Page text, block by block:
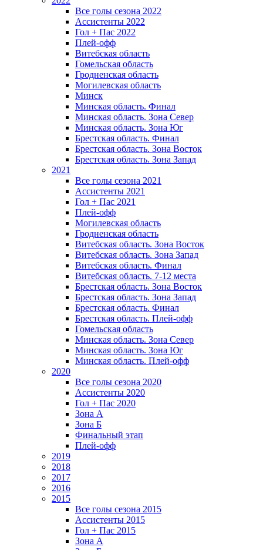
Все голы сезона 2022
Ассистенты 2022
Гол + Пас 2022
Плей-офф
Витебская область
Гомельская область
Гродненская область
Могилевская область
Минск
Mинская область. Финал
Минская область. Зона Север
Минская область. Зона Юг
Брестская область. Финал
Брестская область. Зона Восток
Брестская область. Зона Запад
2021
Все голы сезона 2021
Ассистенты 2021
Гол + Пас 2021
Плей-офф
Могилевская область
Гродненская область
Витебская область. Зона Восток
Витебская область. Зона Запад
Витебская область. Финал
Витебская область. 7-12 места
Брестская область. Зона Восток
Брестская область. Зона Запад
Брестская область. Финал
Брестская область. Плей-офф
Гомельская область
Минская область. Зона Север
Минская область. Зона Юг
Минская область. Плей-офф
2020
Все голы сезона 2020
Ассистенты 2020
Гол + Пас 2020
Зона А
Зона Б
Финальный этап
Плей-офф
2019
2018
2017
2016
2015
Все голы сезона 2015
Ассистенты 2015
Гол + Пас 2015
Зона А